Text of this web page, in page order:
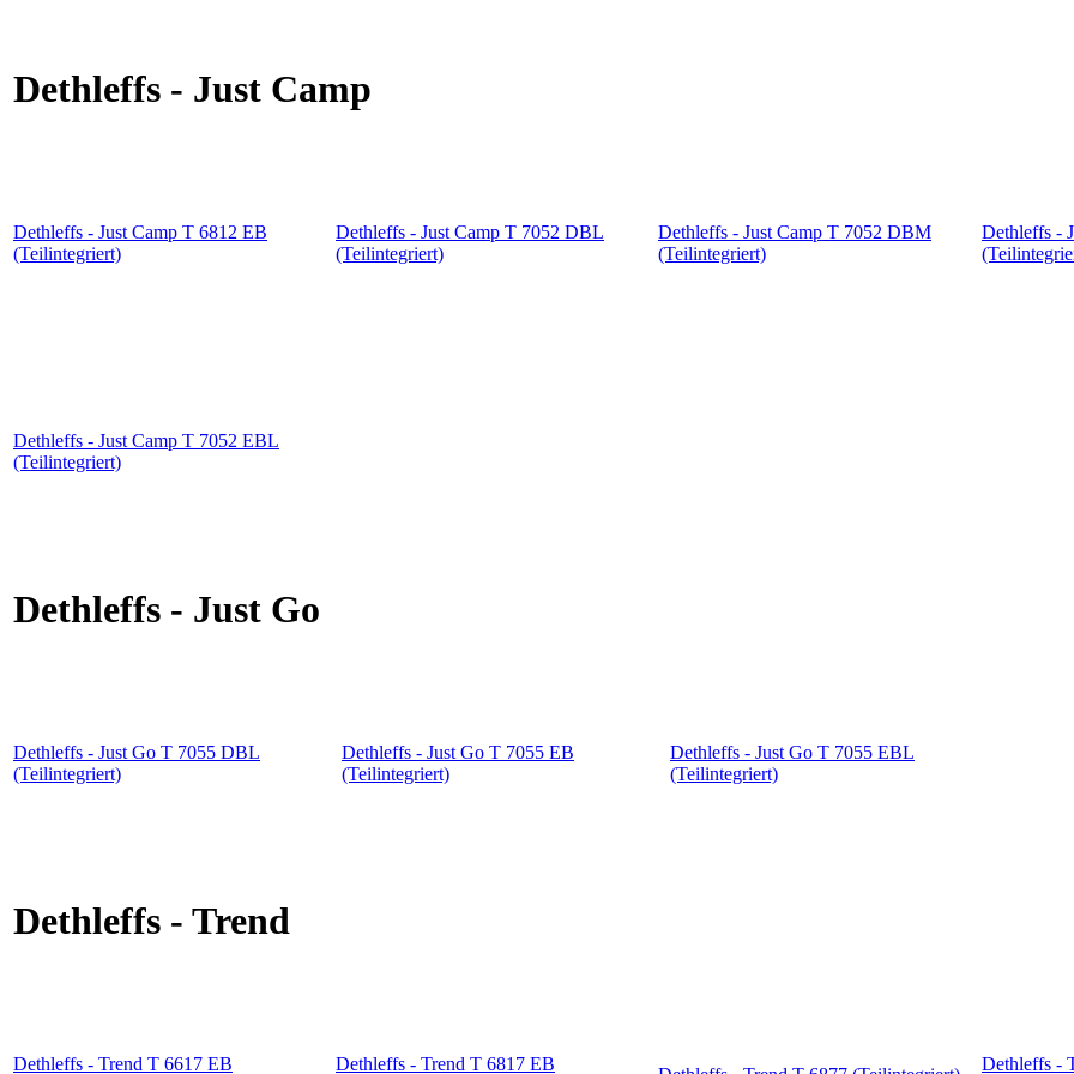
Dethleffs - Just Camp
Dethleffs - Just Camp T 6812 EB
(Teilintegriert)
Dethleffs - Just Camp T 7052 DBL
(Teilintegriert)
Dethleffs - Just Camp T 7052 DBM
(Teilintegriert)
Dethleffs -
Dethleffs - Just Camp T 7052 EBL
(Teilintegriert)
Dethleffs - Just Go
Dethleffs - Just Go T 7055 DBL
(Teilintegriert)
Dethleffs - Just Go T 7055 EB
(Teilintegriert)
Dethleffs - Just Go T 7055 EBL
(Teilintegriert)
Dethleffs - Trend
Dethleffs - Trend T 6617 EB Dethleffs - Trend T 6817 EB Dethleffs -